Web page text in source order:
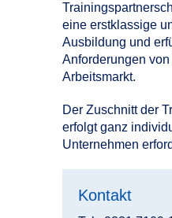
eine erstklassige
Ausbildung und
Anforderungen
Arbeitsmarkt.
Der Zuschnitt der
erfolgt ganz
Unternehmen
Kontakt